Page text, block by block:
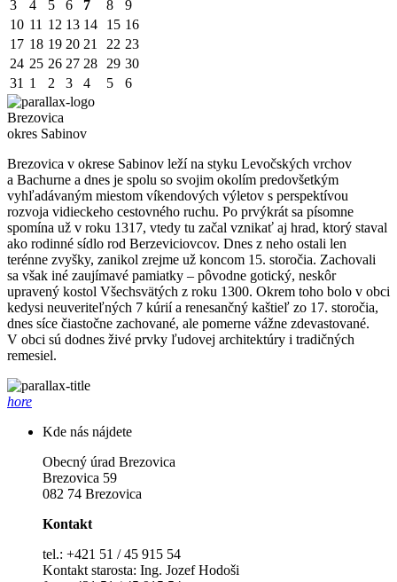
3 4 5 6 7 8
9
10 11 12 13 14 15 16
17 18 19 20 21 22 23
24 25 26 27 28 29 30
31 1 2 3 4 5 6
Brezovica
okres Sabinov
Brezovica v okrese Sabinov leží na styku Levočských vrchov
a Bachurne a dnes je spolu so svojim okolím predovšetkým
vyhľadávaným miestom víkendových výletov s perspektívou
rozvoja vidieckeho cestovného ruchu. Po prvýkrát sa písomne
spomína už v roku 1317, vtedy tu začal vznikať aj hrad, ktorý staval
ako rodinné sídlo rod Berzeviciovcov. Dnes z neho ostali len
terénne zvyšky, zanikol zrejme už koncom 15. storočia. Zachovali
sa však iné zaujímavé pamiatky – pôvodne gotický, neskôr
upravený kostol Všechsvätých z roku 1300. Okrem toho bolo v obci
kedysi neuveriteľných 7 kúrií a renesančný kaštieľ zo 17. storočia,
dnes síce čiastočne zachované, ale pomerne vážne zdevastované.
V obci sú dodnes živé prvky ľudovej architektúry i tradičných
remesiel.
hore
Kde nás nájdete
Obecný úrad Brezovica
Brezovica 59
082 74 Brezovica
Kontakt
tel.: +421 51 / 45 915 54
Kontakt starosta: Ing. Jozef Hodoši